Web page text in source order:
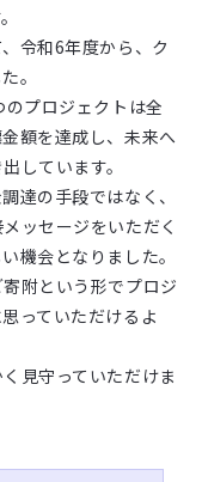
令和6年度から、ク
。
プロジェクトは全
額を達成し、未来へ
しています。
達の手段ではなく、
ッセージをいただく
機会となりました。
附という形でプロジ
っていただけるよ
見守っていただけま